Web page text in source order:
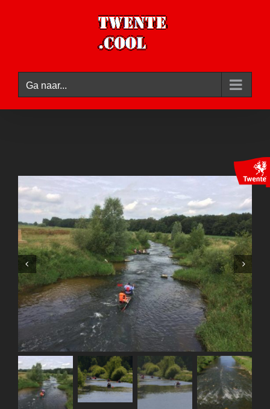
Ga naar...